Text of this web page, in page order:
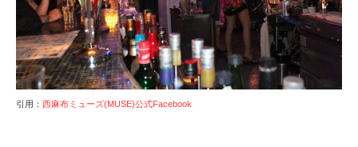
引用： 西麻布ミューズ(MUSE)公式Facebook